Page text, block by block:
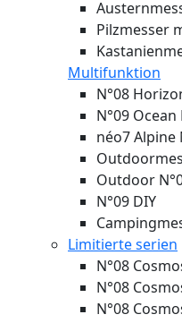
Pilzmesser
Multifunktion
N°08
N°09 Ocean
néo7 Alpine
Outdoor
N°09 DIY
Limitierte serien
N°08
N°08
N°08